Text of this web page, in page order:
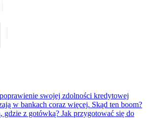
swojej zdolności kredytowej
w bankach coraz więcej. Skąd ten boom?
gdzie z gotówką? Jak przygotować się do